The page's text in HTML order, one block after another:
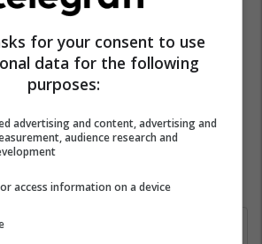
rks.com
+383 44 888 444
for your consent to use
data for the following
purposes:
advertising and content, advertising and
audience research and
access information on a device